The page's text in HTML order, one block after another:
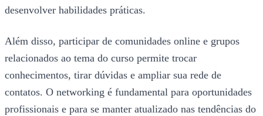
desenvolver habilidades práticas.
Além disso, participar de comunidades online e grupos
relacionados ao tema do curso permite trocar
conhecimentos, tirar dúvidas e ampliar sua rede de
contatos. O networking é fundamental para oportunidades
profissionais e para se manter atualizado nas tendências do